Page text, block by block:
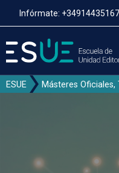
contenido
principal
Infórmate: +34914435167
ESUE Másteres